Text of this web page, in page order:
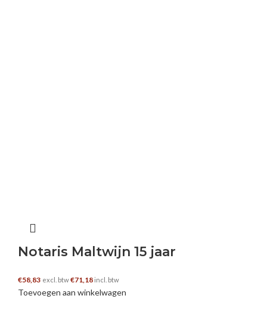
Notaris Maltwijn 15 jaar
€58,83 excl. btw€71,18 incl. btw
Toevoegen aan winkelwagen